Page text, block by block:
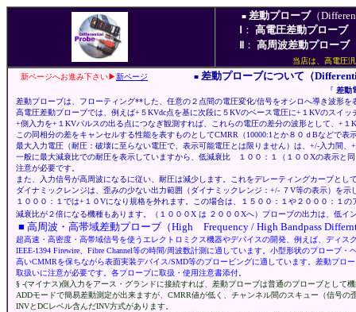
■ 差動プローブ（
Ⅰ ： 高電圧差動プローブ
Ⅱ ： 高周波差動プローブ
当店は、高電圧
新ページへお進み下さい▶新ページ ■ 差動プローブについて（
『 差動
差動プローブは、フローティング**した、任意の２点間の電圧変化/信号をオシロへ導き波形
高電圧差動プローブでは、例えば+５KVdc点を基に次段に５KVのベース電圧に+１KVのスイ
+側入力を+１KVパルスの出る点につなぎ観測すれば、これらの電圧の差分の波形として、+
この同相分の差をキャンセルする性能を表すものとしてCMRR（10000:1とか８０ｄBなどで
最大入力電圧（耐圧：破壊に至らない電圧で、表示可能電圧とは限りません）は、+/-入力間、
一般に最大減衰比での耐圧を表示していますから、低減衰比 １００：１（１００Xの表示と
注意が必要です。
また、入力信号が高周波になるに従い、耐圧は減少します。これをデレーティングカーブとし
ダイナミックレンジは、歪みの少ない出力範囲（ダイナミックレンジ：+/- ７V等の表示）を
１０００：１では+１０Vになり規格を外れます。この場合は、１５００：１や２０００：１
減衰比が２倍になる機種もあります。（１０００X は ２０００Xへ）プローブの出力は、低
■ 高周波・高帯域差動プローブ（High Frequency / High Bandpass
超高速・高密度・高帯域信号を使うエレクトロミクス機器やデバイスの開発、例えば、ディス
IEEE-1394 Firewire、Fibre Channel等の時間/周波数計測に適しています。小型形状のプローブ
高いCMMRを保ちながら表面実装デバイス/SMD等のプロービングに適しています。差動プロ
取扱いに注意が必要です。各プローブに取扱・使用注意書添付。
§ -(マイナス)側入力をアース・グランドに接続すれば、差動プローブは普通のプローブとして
ADDモードで簡易差動測定が出来ますが、CMRR値が低く、チャンネル間のスキュー（信号
INVとDCレベル含んだINV方式があります。